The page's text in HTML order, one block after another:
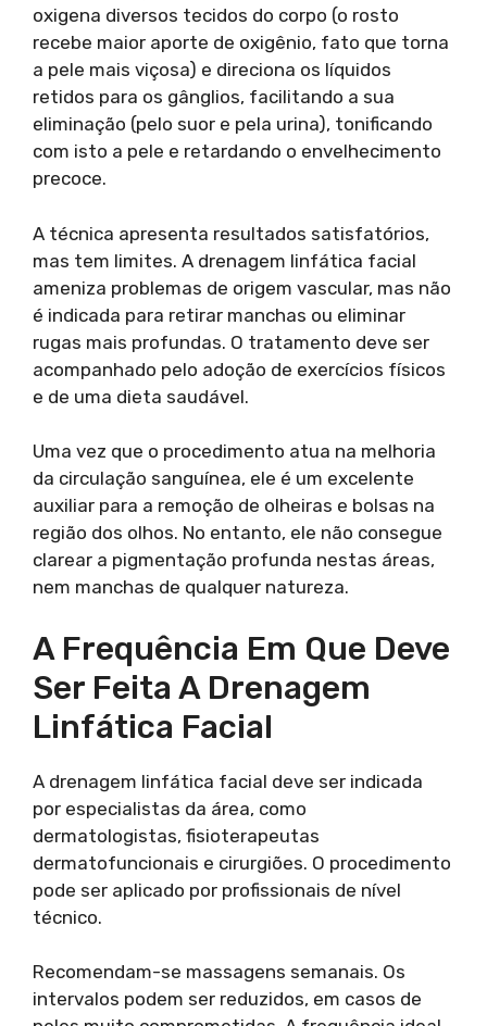
oxigena diversos tecidos do corpo (o rosto
recebe maior aporte de oxigênio, fato que torna
a pele mais viçosa) e direciona os líquidos
retidos para os gânglios, facilitando a sua
eliminação (pelo suor e pela urina), tonificando
com isto a pele e retardando o envelhecimento
precoce.
A técnica apresenta resultados satisfatórios,
mas tem limites. A drenagem linfática facial
ameniza problemas de origem vascular, mas não
é indicada para retirar manchas ou eliminar
rugas mais profundas. O tratamento deve ser
acompanhado pelo adoção de exercícios físicos
e de uma dieta saudável.
Uma vez que o procedimento atua na melhoria
da circulação sanguínea, ele é um excelente
auxiliar para a remoção de olheiras e bolsas na
região dos olhos. No entanto, ele não consegue
clarear a pigmentação profunda nestas áreas,
nem manchas de qualquer natureza.
A Frequência Em Que Deve
Ser Feita A Drenagem
Linfática Facial
A drenagem linfática facial deve ser indicada
por especialistas da área, como
dermatologistas, fisioterapeutas
dermatofuncionais e cirurgiões. O procedimento
pode ser aplicado por profissionais de nível
técnico.
Recomendam-se massagens semanais. Os
intervalos podem ser reduzidos, em casos de